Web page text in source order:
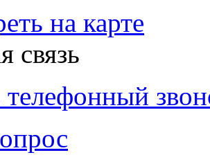
на карте
связь
телефонный